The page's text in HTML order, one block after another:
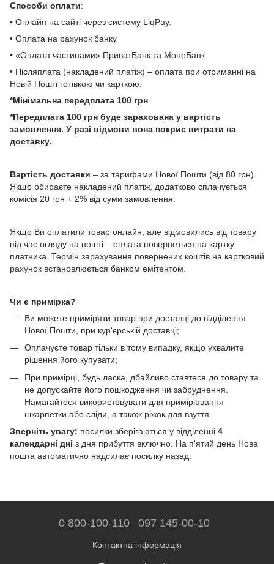
Способи оплати:
• Онлайн на сайті через систему LiqPay.
• Оплата на рахунок банку
• «Оплата частинами» ПриватБанк та МоноБанк
• Післяплата (накладений платіж) – оплата при отриманні на
Новій Пошті готівкою чи карткою.
*Мінімальна передплата 100 грн
*Передплата 100 грн буде зарахована у вартість
замовлення. У разі відмови вона покриє витрати на
доставку.
Вартість доставки – за тарифами Нової Пошти (від 80 грн).
Якщо обираєте накладений платіж, додатково сплачується
комісія 20 грн + 2% від суми замовлення.
Якщо Ви оплатили товар онлайн, але відмовились від товару
під час огляду на пошті – оплата повернеться на картку
платника. Термін зарахування повернених коштів на картковий
рахунок встановлюється банком емітентом.
Чи є примірка?
Ви можете приміряти товар при доставці до відділення
Нової Пошти, при кур'єрській доставці;
Оплачуєте товар тільки в тому випадку, якщо ухвалите
рішення його купувати;
При примірці, будь ласка, дбайливо ставтеся до товару та
не допускайте його пошкодження чи забруднення.
Намагайтеся використовувати для примірювання
шкарпетки або сліди, а також ріжок для взуття.
Зверніть увагу: посилки зберігаються у відділенні 4
календарні дні з дня прибуття включно. На п'ятий день Нова
пошта автоматично надсилає посилку назад.
0 800-100-110 097 145-00-10
Контактна інформація